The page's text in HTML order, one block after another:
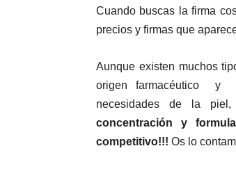
Cuando buscas la firma
precios y firmas que
Aunque existen muchos
origen farmacéutico y
necesidades de la
concentración y
competitivo!!! Os lo